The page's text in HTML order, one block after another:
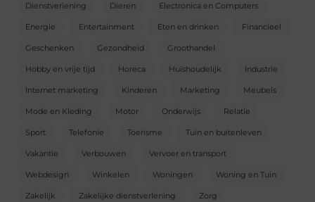
Dienstverlening Dieren Electronica en Computers
Energie Entertainment Eten en drinken Financieel
Geschenken Gezondheid Groothandel
Hobby en vrije tijd Horeca Huishoudelijk Industrie
Internet marketing Kinderen Marketing Meubels
Mode en Kleding Motor Onderwijs Relatie
Sport Telefonie Toerisme Tuin en buitenleven
Vakantie Verbouwen Vervoer en transport
Webdesign Winkelen Woningen Woning en Tuin
Zakelijk Zakelijke dienstverlening Zorg